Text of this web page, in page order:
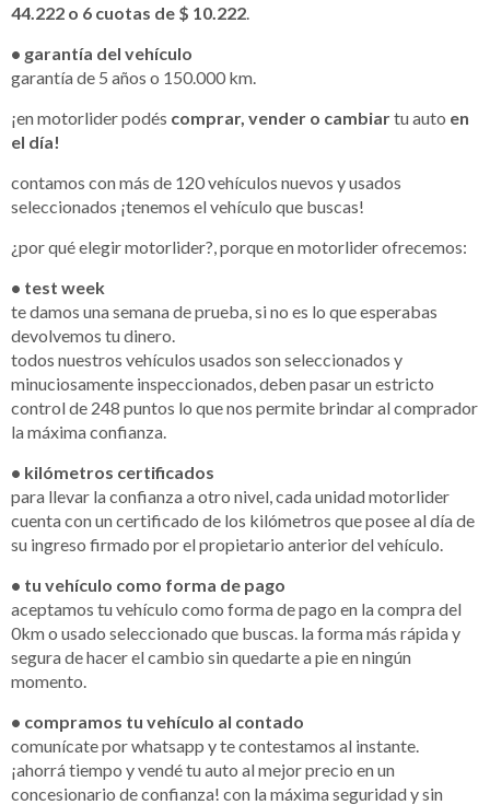
44.222 o 6 cuotas de $ 10.222.
• garantía del vehículo
garantía de 5 años o 150.000 km.
¡en motorlider podés comprar, vender o cambiartu auto en
el día!
contamos con más de 120 vehículos nuevos y usados
seleccionados ¡tenemos el vehículo que buscas!
¿por qué elegir motorlider?, porque en motorlider ofrecemos:
• test week
te damos una semana de prueba, si no es lo que esperabas
devolvemos tu dinero.
todos nuestros vehículos usados son seleccionados y
minuciosamente inspeccionados, deben pasar un estricto
control de 248 puntos lo que nos permite brindar al comprador
la máxima confianza.
• kilómetros certificados
para llevar la confianza a otro nivel, cada unidad motorlider
cuenta con un certificado de los kilómetros que posee al día de
su ingreso firmado por el propietario anterior del vehículo.
• tu vehículo como forma de pago
aceptamos tu vehículo como forma de pago en la compra del
0km o usado seleccionado que buscas. la forma más rápida y
segura de hacer el cambio sin quedarte a pie en ningún
momento.
• compramos tu vehículo al contado
comunícate por whatsapp y te contestamos al instante.
¡ahorrá tiempo y vendé tu auto al mejor precio en un
concesionario de confianza! con la máxima seguridad y sin